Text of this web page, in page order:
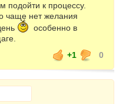
подойти к процессу.
чаще нет желания
особенно в
+1
0